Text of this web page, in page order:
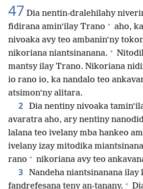
47 Dia nentin-dralehilahy
fidirana amin’ilay Trano + aho,
nivoaka avy teo ambanin’ny
nikoriana niantsinanana. +
mantsy ilay Trano. Nikoriana
io rano io, ka nandalo teo
atsimon’ny alitara.
2 Dia nentiny nivoaka
avaratra aho, ary nentiny
lalana teo ivelany mba hankeo
ivelany izay mitodika
rano + nikoriana avy teo
3
Nandeha niantsinanana ilay
fandrefesana teny an-tanany. +